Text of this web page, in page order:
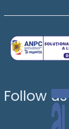
Follow us